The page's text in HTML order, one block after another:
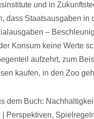
und in
dass Staatsausgaben in
–
Konsum keine Werte
aufzehrt, zum
kaufen, in den Zoo
dem Buch:
| Perspektiven,